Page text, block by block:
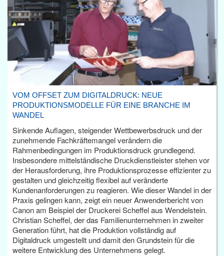
VOM OFFSET ZUM DIGITALDRUCK: NEUE
PRODUKTIONSMODELLE FÜR EINE BRANCHE IM
WANDEL
Sinkende Auflagen, steigender Wettbewerbsdruck und der
zunehmende Fachkräftemangel verändern die
Rahmenbedingungen im Produktionsdruck grundlegend.
Insbesondere mittelständische Druckdienstleister stehen vor
der Herausforderung, ihre Produktionsprozesse effizienter zu
gestalten und gleichzeitig flexibel auf veränderte
Kundenanforderungen zu reagieren. Wie dieser Wandel in der
Praxis gelingen kann, zeigt ein neuer Anwenderbericht von
Canon am Beispiel der Druckerei Scheffel aus Wendelstein.
Christian Scheffel, der das Familienunternehmen in zweiter
Generation führt, hat die Produktion vollständig auf
Digitaldruck umgestellt und damit den Grundstein für die
weitere Entwicklung des Unternehmens gelegt.